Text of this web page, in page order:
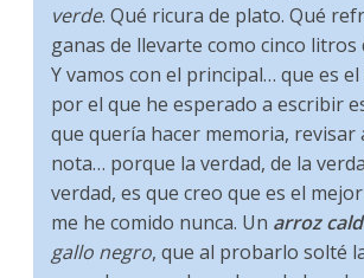
verde. Qué ricura de plato. Qué
ganas de llevarte como cinco litros
Y vamos con el principal… que es
por el que he esperado a escribir
que quería hacer memoria, revisar
nota… porque la verdad, de la
verdad, es que creo que es el
me he comido nunca. Un arroz
gallo negro, que al probarlo solté